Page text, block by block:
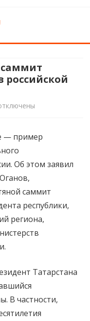
российской
Нефтяной
—
— пример
Об этом заявил
саммит
республики,
региона,
Татарстана
В частности,